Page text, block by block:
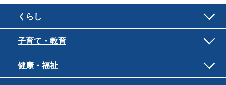
くらし
子育て・教育
健康・福祉